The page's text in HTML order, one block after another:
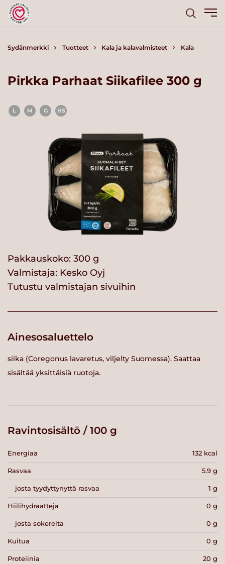
Sydänmerkki Tuotteet Kala ja kalavalmisteet Kala
Pirkka Parhaat Siikafilee 300 g
L M G HS
Pakkauskoko: 300 g
Valmistaja: Kesko Oyj
Tutustu valmistajan sivuihin
Ainesosaluettelo
siika (Coregonus lavaretus, viljelty Suomessa). Saattaa
sisältää yksittäisiä ruotoja.
Ravintosisältö / 100 g
Energiaa 132 kcal
Rasvaa 5.9 g
josta tyydyttynyttä rasvaa 1 g
Hiilihydraatteja 0 g
josta sokereita 0 g
Kuitua 0 g
Proteiinia 20 g